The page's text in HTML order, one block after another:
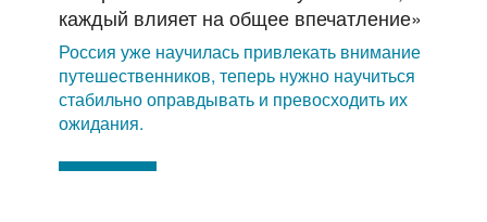
каждый влияет на общее впечатление»
Россия уже научилась привлекать внимание
путешественников, теперь нужно научиться
стабильно оправдывать и превосходить их
ожидания.